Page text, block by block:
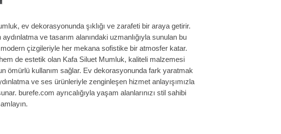
ev dekorasyonunda şıklığı ve zarafeti bir araya getirir.
aydınlatma ve tasarım alanındaki uzmanlığıyla sunulan bu
çizgileriyle her mekana sofistike bir atmosfer katar.
de estetik olan Kafa Siluet Mumluk, kaliteli malzemesi
ömürlü kullanım sağlar. Ev dekorasyonunda fark yaratmak
ve ses ürünleriyle zenginleşen hizmet anlayışımızla
burefe.com ayrıcalığıyla yaşam alanlarınızı stil sahibi